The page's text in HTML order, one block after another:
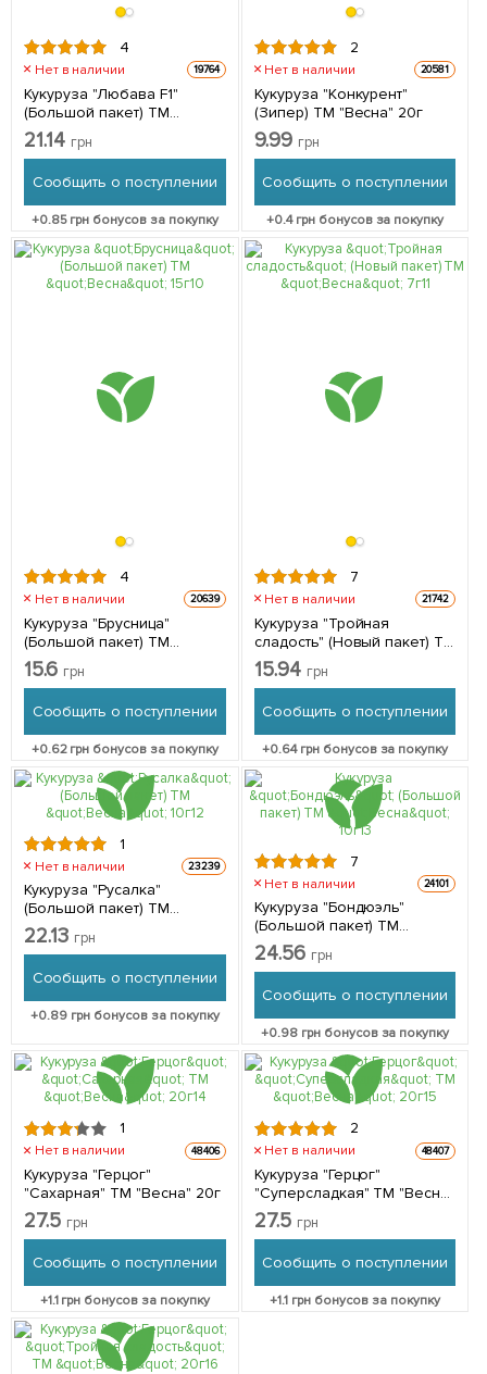
4
Нет в наличии 19764
Кукуруза "Любава F1"
(Большой пакет) ТМ
"Весна" 15 г
21.14 грн
Сообщить о поступлении
+0.85грн бонусов за покупку
2
Нет в наличии 20581
Кукуруза "Конкурент"
(Зипер) ТМ "Весна" 20г
9.99 грн
Сообщить о поступлении
+0.4грн бонусов за покупку
4
Нет в наличии 20639
Кукуруза "Брусница"
(Большой пакет) ТМ
"Весна" 15г
15.6 грн
Сообщить о поступлении
+0.62грн бонусов за покупку
7
Нет в наличии 21742
Кукуруза "Тройная
сладость" (Новый пакет) ТМ
"Весна" 7г
15.94 грн
Сообщить о поступлении
+0.64грн бонусов за покупку
1
Нет в наличии 23239
Кукуруза "Русалка"
(Большой пакет) ТМ
"Весна" 10г
22.13 грн
Сообщить о поступлении
+0.89 грн бонусов за покупку
7
Нет в наличии 24101
Кукуруза "Бондюэль"
(Большой пакет) ТМ
"Весна" 10г
24.56 грн
Сообщить о поступлении
+0.98грн бонусов за покупку
1
Нет в наличии 48406
Кукуруза "Герцог"
"Сахарная" ТМ "Весна" 20г
27.5 грн
Сообщить о поступлении
+1.1грн бонусов за покупку
2
Нет в наличии 48407
Кукуруза "Герцог"
"Суперсладкая" ТМ "Весна"
20г
27.5 грн
Сообщить о поступлении
+1.1 грн бонусов за покупку